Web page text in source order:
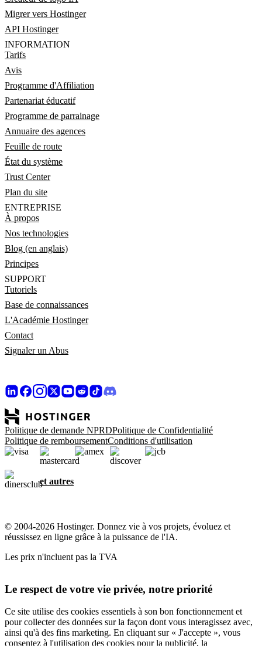
Migrer vers Hostinger
API Hostinger
INFORMATION
Tarifs
Avis
Programme d'Affiliation
Partenariat éducatif
Programme de parrainage
Annuaire des agences
Feuille de route
État du système
Trust Center
Plan du site
ENTREPRISE
À propos
Nos technologies
Blog (en anglais)
Principes
SUPPORT
Tutoriels
Base de connaissances
L'Académie Hostinger
Contact
Signaler un Abus
Politique de demande NPRDPolitique de Confidentialité
Politique de remboursementConditions d'utilisation
et autres
© 2004-2026 Hostinger. Donnez vie à vos projets, évoluez et
réussissez en ligne grâce à la puissance de l'IA.
Les prix n'incluent pas la TVA
Le respect de votre vie privée, notre priorité
Ce site utilise des cookies essentiels à son bon fonctionnement et
pour collecter des données sur la façon dont vous interagissez avec,
ainsi qu'à des fins marketing. En cliquant sur « J'accepte », vous
consentez à l'utilisation des cookies pour la publicité, la